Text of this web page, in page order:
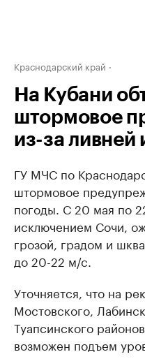
Краснодарский край
На Кубани
штормовое
из-за ливней
ГУ МЧС по
штормовое
погоды. С 20 мая по
исключением Сочи,
грозой, градом и
до 20-22 м/с.
Уточняется, что на
Мостовского,
Туапсинского
возможен подъем